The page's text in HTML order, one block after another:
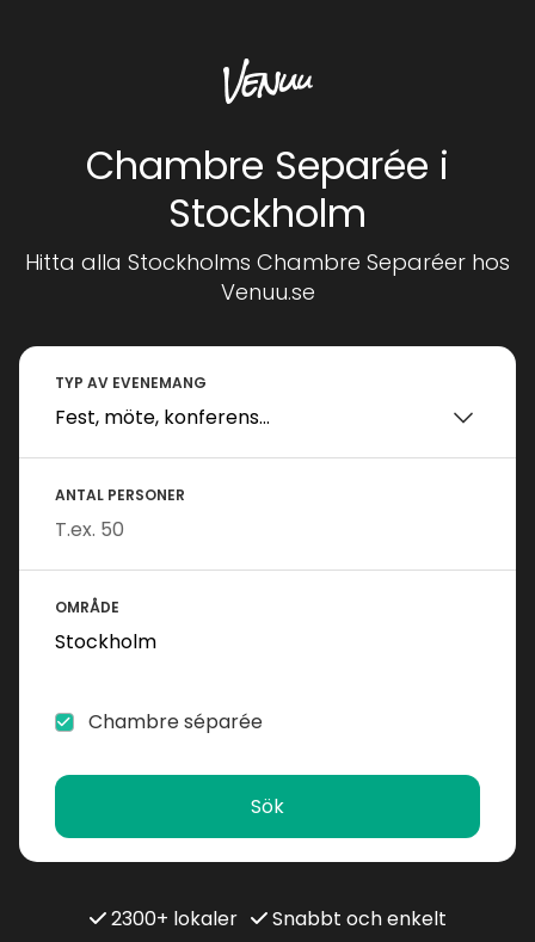
Chambre Separée i
Stockholm
Hitta alla Stockholms Chambre Separéer hos
Venuu.se
TYP AV EVENEMANG
ANTAL PERSONER
OMRÅDE
Chambre séparée
Sök
2300+ lokaler
Snabbt och enkelt